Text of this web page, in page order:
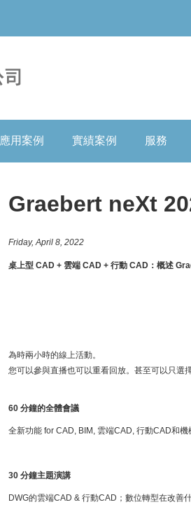
應用案例 實績案例 服務
Graebert neXt
Friday, April 8, 2022
桌上型 CAD + 雲端 CAD +行動 CAD ：概述
為時兩小時的線上活動。
您可以參與直播也可以重看回放。甚至可以只選
60分鐘的全體會議
全新功能 for CAD, BIM, 雲端CAD, 行動CAD和機
30分鐘主題演講
DWG的雲端CAD & 行動CAD；數位轉型在改善